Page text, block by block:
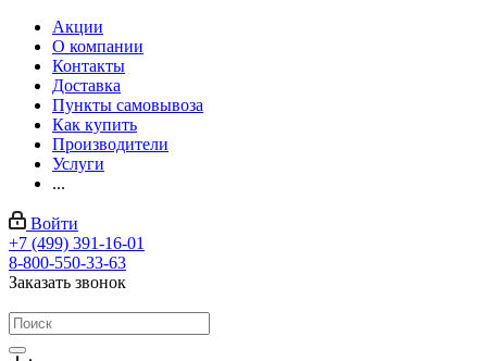
Акции
О компании
Контакты
Доставка
Пункты самовывоза
Как купить
Производители
Услуги
...
Войти
+7 (499) 391-16-01
8-800-550-33-63
Заказать звонок